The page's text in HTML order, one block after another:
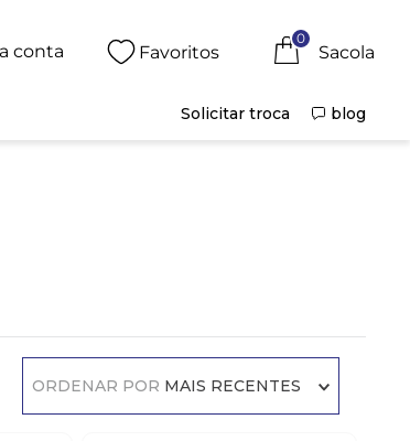
conta Favoritos
0
Solicitar troca blog
ORDENAR POR MAIS RECENTES